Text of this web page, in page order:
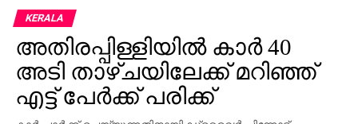
ചെയ്തു.
മകന്റെ വിവാഹം അടുത്തുള്ളതിനാല്‍ ഭീതിയില്‍പ്പെട്ട
അവര്‍ തട്ടിപ്പുകാരുടെ നിര്‍ദ്ദേശം അനുസരിക്കേണ്ടി
വന്നു. ‘ജാമ്യം’ എന്ന പേരില്‍ ആദ്യം രണ്ട് കോടി
രൂപയും തുടര്‍ന്ന് ബാങ്ക് അക്കൗണ്ടുകളില്‍ നിന്നുളള
KERALA
അതിരപ്പിള്ളിയില്‍ കാര്‍ 40
അടി താഴ്ചയിലേക്ക് മറിഞ്ഞ്
എട്ട് പേര്‍ക്ക് പരിക്ക്